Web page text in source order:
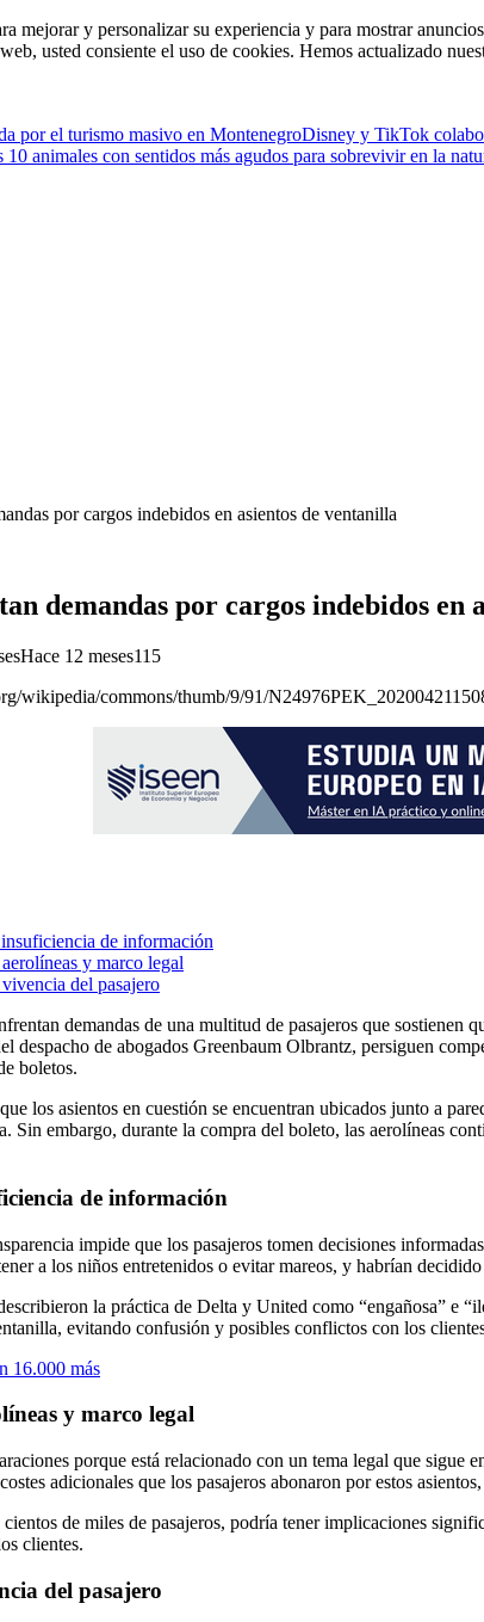
mejorar y personalizar su experiencia y para mostrar
usted consiente el uso de cookies. Hemos actualizado
por el turismo masivo en MontenegroDisney y TikTok
10 animales con sentidos más agudos para sobrevivir en la
por cargos indebidos en asientos de ventanilla
demandas por cargos indebidos en
Hace 12 meses115
de información
y marco legal
del pasajero
demandas de una multitud de pasajeros que sostienen
despacho de abogados Greenbaum Olbrantz, persiguen
boletos.
los asientos en cuestión se encuentran ubicados junto a
Sin embargo, durante la compra del boleto, las aerolíneas
de información
impide que los pasajeros tomen decisiones
a los niños entretenidos o evitar mareos, y habrían
la práctica de Delta y United como “engañosa”
evitando confusión y posibles conflictos con los
16.000 más
y marco legal
porque está relacionado con un tema legal que
adicionales que los pasajeros abonaron por estos
de miles de pasajeros, podría tener implicaciones
clientes.
del pasajero